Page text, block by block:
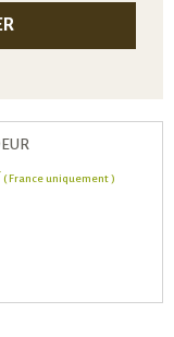
( France uniquement )